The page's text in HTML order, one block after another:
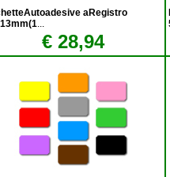
aRegistro
...
€ 28,94